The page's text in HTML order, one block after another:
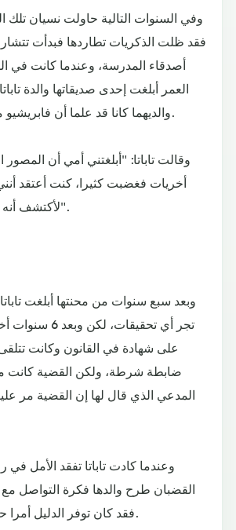
وفي السنوات التالية حاولت نسيان
فقد ظلت الذكريات تطاردها فبدأت
أصدقاء المدرسة، وعندما كانت
العمر أبلغت إحدى صديقاتها والدة
والديهما كانا قد علما أن فابريشيو متحرش بالأطفال.
وقالت تاباتا: "أبلغتني أمي أن
أخريات فغضبت كثيرا، كنت أعتقد
لأكتشف أنه دمر حياة أخريات".
وبعد سبع سنوات من محنتها أبلغت
تجر أي تحقيقات،
على شهادة في القانون وكانت
ضابطة شرطة، ولكن القضية كانت
المدعي الذي قال لها إن القضية مر
وعندما كادت تاباتا تفقد الأمل في
القضبان طرح والدها فكرة التواصل مع
فقد كان توفر الدليل أمرا حيويا لفتح التحقيق.